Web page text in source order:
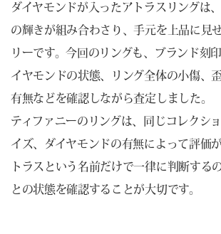
ダイヤモンドが入ったアトラスリングは
の輝きが組み合わさり、手元を上品に見
リーです。今回のリングも、ブランド刻
イヤモンドの状態、リング全体の小傷、
有無などを確認しながら査定しました。
ティファニーのリングは、同じコレクシ
イズ、ダイヤモンドの有無によって評価
トラスという名前だけで一律に判断する
との状態を確認することが大切です。